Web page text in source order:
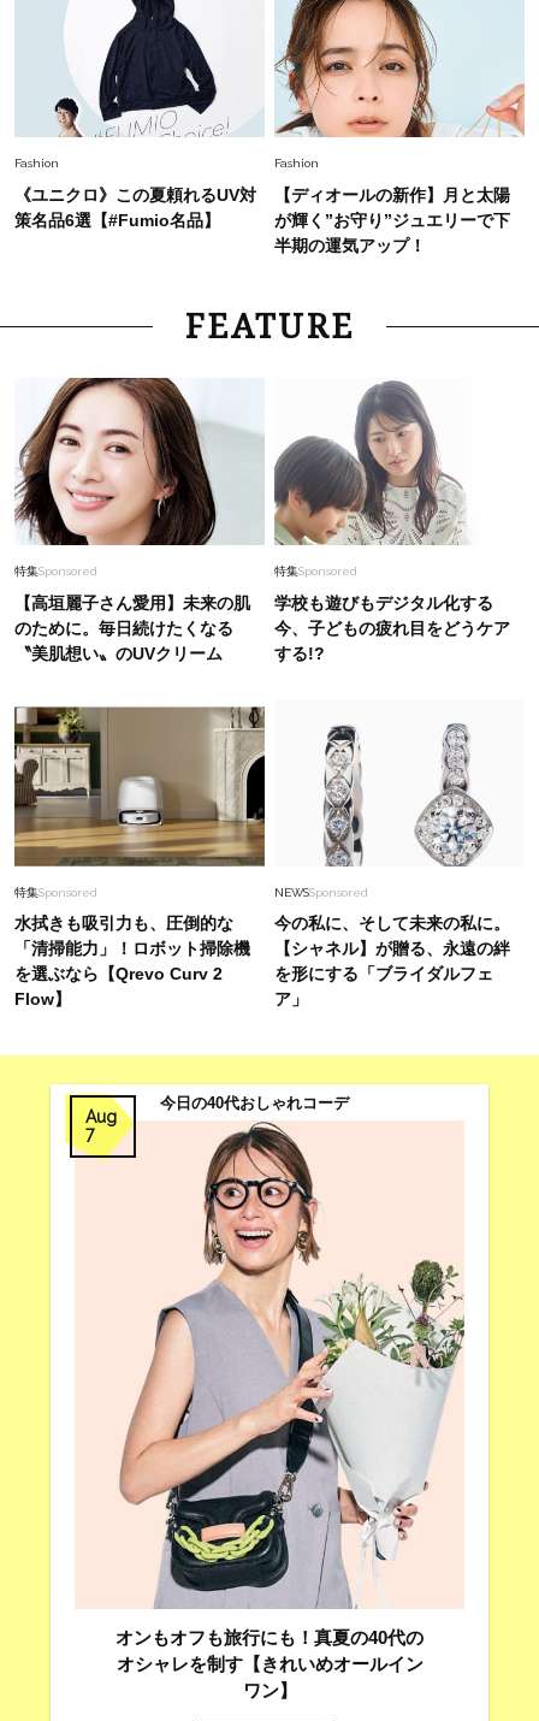
Fashion
《ユニクロ》この夏頼れるUV対
策名品6選【#Fumio名品】
Fashion
【ディオールの新作】月と太陽
が輝く”お守り”ジュエリーで下
半期の運気アップ！
FEATURE
特集Sponsored
【高垣麗子さん愛用】未来の肌
のために。毎日続けたくなる
〝美肌想い〟のUVクリーム
特集Sponsored
学校も遊びもデジタル化する
今、子どもの疲れ目をどうケア
する!?
特集Sponsored
水拭きも吸引力も、圧倒的な
「清掃能力」！ロボット掃除機
を選ぶなら【Qrevo Curv 2
Flow】
NEWSSponsored
今の私に、そして未来の私に。
【シャネル】が贈る、永遠の絆
を形にする「ブライダルフェ
ア」
Aug
7
今日の40代おしゃれコーデ
オンもオフも旅行にも！真夏の40代の
オシャレを制す【きれいめオールイン
ワン】